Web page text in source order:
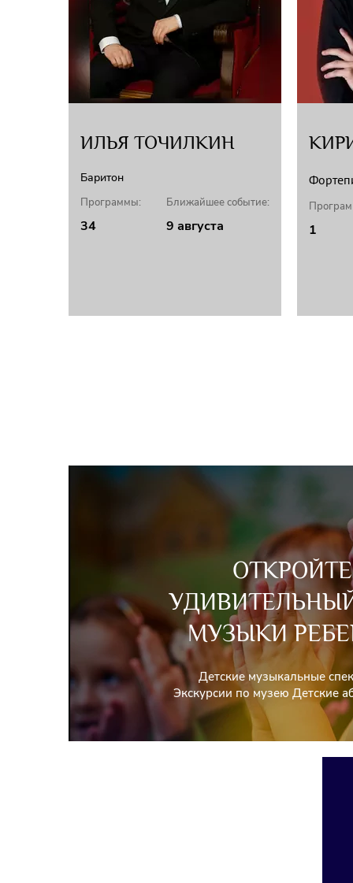
ИЛЬЯ ТОЧИЛКИН
Баритон
Программы:
34
Ближайшее событие:
9 августа 1
ОТКРОЙТЕ
МУЗЫКИ
Детские музыкальные
Экскурсии по музею Детские